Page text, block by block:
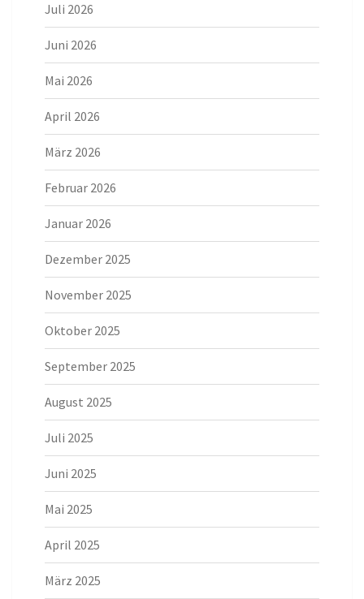
Juli 2026
Juni 2026
Mai 2026
April 2026
März 2026
Februar 2026
Januar 2026
Dezember 2025
November 2025
Oktober 2025
September 2025
August 2025
Juli 2025
Juni 2025
Mai 2025
April 2025
März 2025